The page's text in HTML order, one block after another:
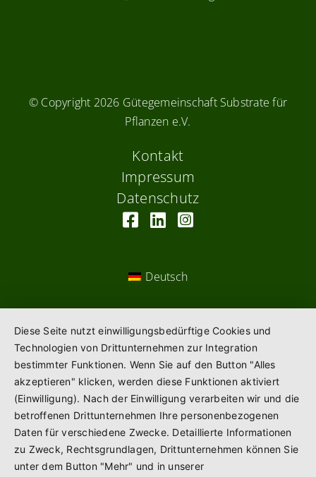
© Copyright 2026 Gütegemeinschaft Substrate für
Pflanzen e.V.
Kontakt
Impressum
Datenschutz
Deutsch
Diese Seite nutzt einwilligungsbedürftige Cookies und
Technologien von Drittunternehmen zur Integration
bestimmter Funktionen. Wenn Sie auf den Button "Alles
akzeptieren" klicken, werden diese Funktionen aktiviert
(Einwilligung). Nach der Einwilligung verarbeiten wir und die
betroffenen Drittunternehmen Ihre personenbezogenen
Daten für verschiedene Zwecke. Detaillierte Informationen
zu Zweck, Rechtsgrundlagen, Drittunternehmen können Sie
unter dem Button "Mehr" und in unserer